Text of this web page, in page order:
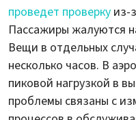
проведет проверку из-
Пассажиры жалуются
Вещи в отдельных
несколько часов. В
пиковой нагрузкой в
проблемы связаны с